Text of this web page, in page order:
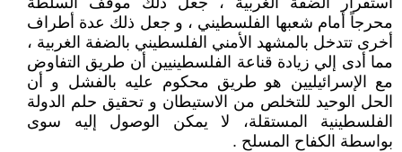
محرجاً أمام شعبها الفلسطيني ، و جعل ذلك عدة أطراف
أخرى تتدخل بالمشهد الأمني الفلسطيني بالضفة الغربية ،
مما أدى إلي زيادة قناعة الفلسطينيين أن طريق التفاوض
مع الإسرائيليين هو طريق محكوم عليه بالفشل و أن
الحل الوحيد للتخلص من الاستيطان و تحقيق حلم الدولة
الفلسطينية المستقلة، لا يمكن الوصول إليه سوى
بواسطة الكفاح المسلح .